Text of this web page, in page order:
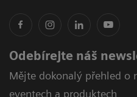
Odebírejte náš
Mějte dokonalý přehled o
eventech a produktech